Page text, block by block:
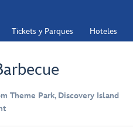
Tickets y Parques Hoteles
Theme Park, Discovery Island